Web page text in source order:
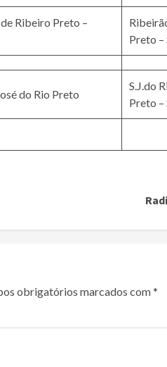
Ribeiro Preto –
Preto –
do Rio Preto
S.J.do
Preto –
obrigatórios marcados com*